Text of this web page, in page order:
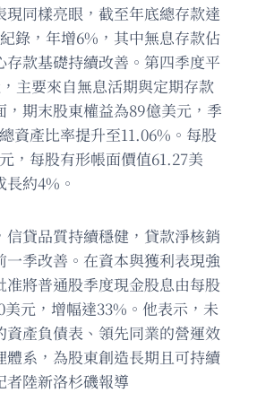
現同樣亮眼，截至年底總存款達
錄，年增6%，其中無息存款佔
存款基礎持續改善。第四季度平
主要來自無息活期與定期存款
，期末股東權益為89億美元，季
資產比率提升至11.06%。每股
，每股有形帳面價值61.27美
約4%。
信貸品質持續穩健，貸款淨核銷
一季改善。在資本與獲利表現強
准將普通股季度現金股息由每股
元，增幅達33%。他表示，未
資產負債表、領先同業的營運效
體系，為股東創造長期且可持續
者陸新洛杉磯報導